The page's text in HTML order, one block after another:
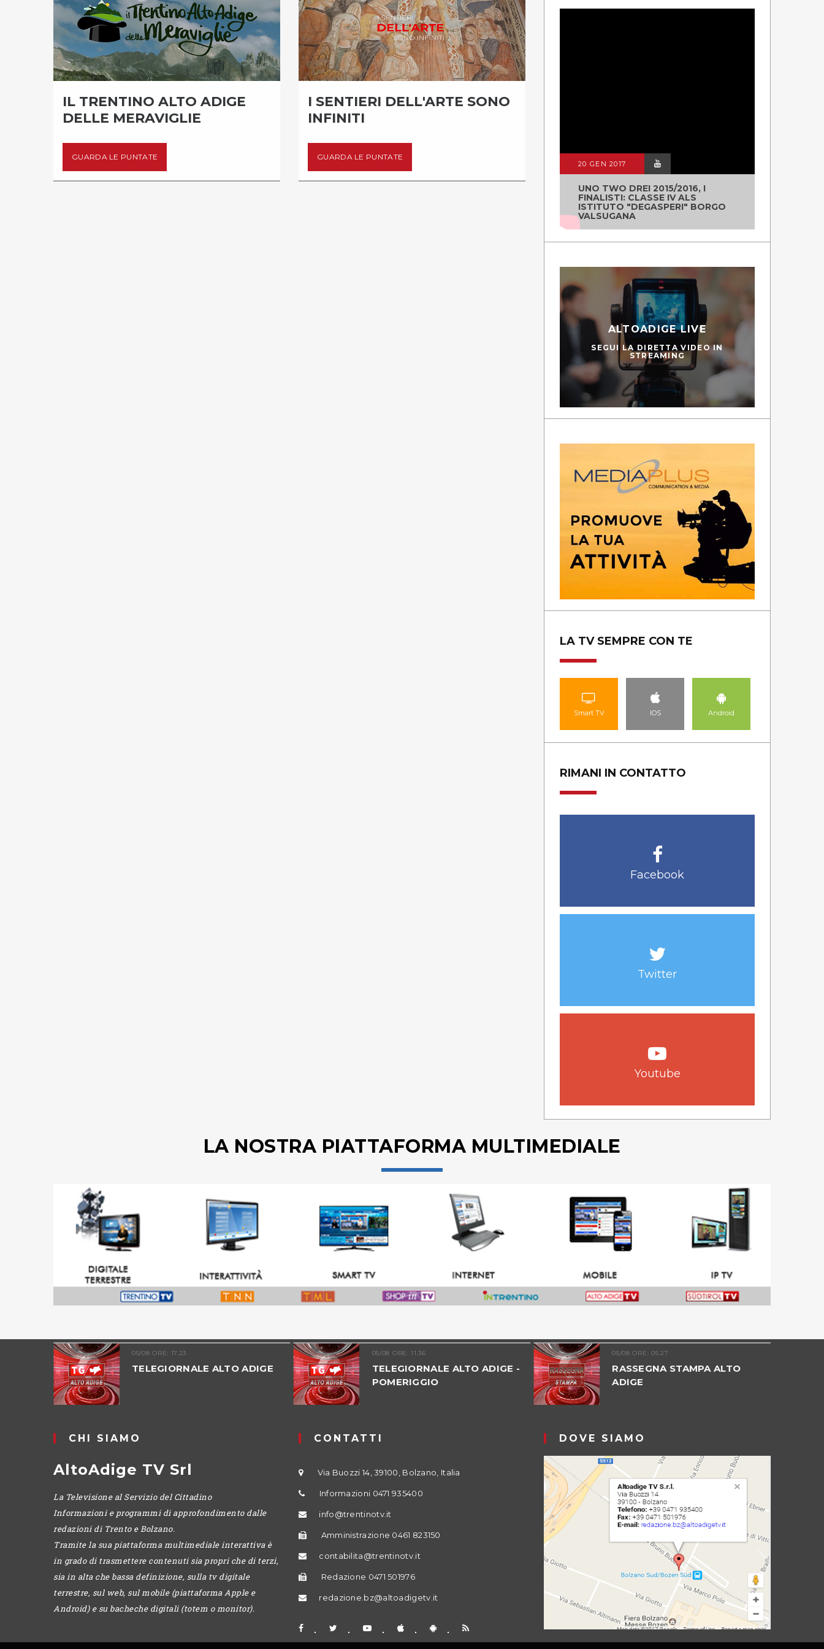
IL TRENTINO ALTO ADIGE
DELLE MERAVIGLIE
GUARDA LE PUNTATE
I SENTIERI DELL'ARTE SONO
INFINITI
GUARDA LE PUNTATE
20 GEN 2017
UNO TWO DREI 2015/2016, I
FINALISTI: CLASSE IV ALS
ISTITUTO "DEGASPERI" BORGO
VALSUGANA
ALTOADIGE LIVE
SEGUI LA DIRETTA VIDEO IN
STREAMING
LA TV SEMPRE CON TE
Smart TV IOS Android
RIMANI IN CONTATTO
Facebook
Twitter
Youtube
LA NOSTRA PIATTAFORMA MULTIMEDIALE
05/08 ORE: 17.23
TELEGIORNALE ALTO ADIGE
05/08 ORE: 11.36
TELEGIORNALE ALTO ADIGE -
POMERIGGIO
05/08 ORE: 05.27
RASSEGNA STAMPA ALTO
ADIGE
CHI SIAMO
AltoAdige TV Srl
La Televisione al Servizio del Cittadino
Informazioni e programmi di approfondimento dalle
redazioni di Trento e Bolzano.
Tramite la sua piattaforma multimediale interattiva è
in grado di trasmettere contenuti sia propri che di terzi,
sia in alta che bassa definizione, sulla tv digitale
terrestre, sul web, sul mobile (piattaforma Apple e
Android) e su bacheche digitali (totem o monitor).
CONTATTI
Via Buozzi 14, 39100, Bolzano, Italia
Informazioni 0471 935400
info@trentinotv.it
Amministrazione 0461 823150
contabilita@trentinotv.it
Redazione 0471 501976
redazione.bz@altoadigetv.it
DOVE SIAMO